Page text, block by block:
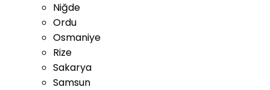
Niğde
Ordu
Osmaniye
Rize
Sakarya
Samsun